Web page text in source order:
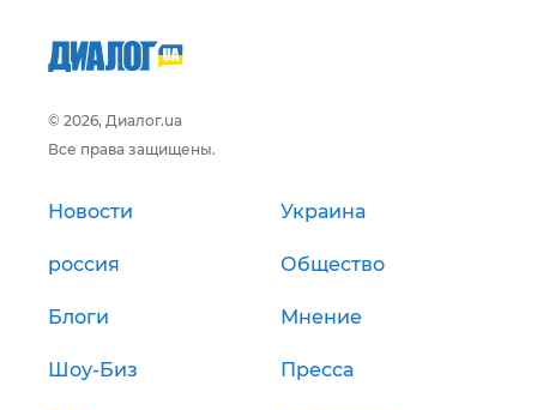
© 2026, Диалог.ua
Все права защищены.
Новости Украина
россия Общество
Блоги Мнение
Шоу-Биз Пресса